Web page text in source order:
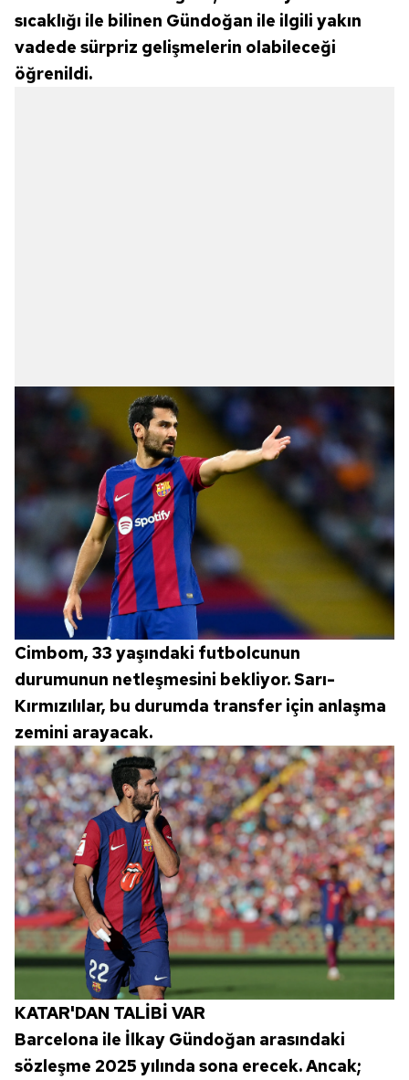
sıcaklığı ile bilinen Gündoğan ile ilgili yakın
vadede sürpriz gelişmelerin olabileceği
öğrenildi.
Cimbom, 33 yaşındaki futbolcunun
durumunun netleşmesini bekliyor. Sarı-
Kırmızılılar, bu durumda transfer için anlaşma
zemini arayacak.
KATAR'DAN TALİBİ VAR
Barcelona ile İlkay Gündoğan arasındaki
sözleşme 2025 yılında sona erecek. Ancak;